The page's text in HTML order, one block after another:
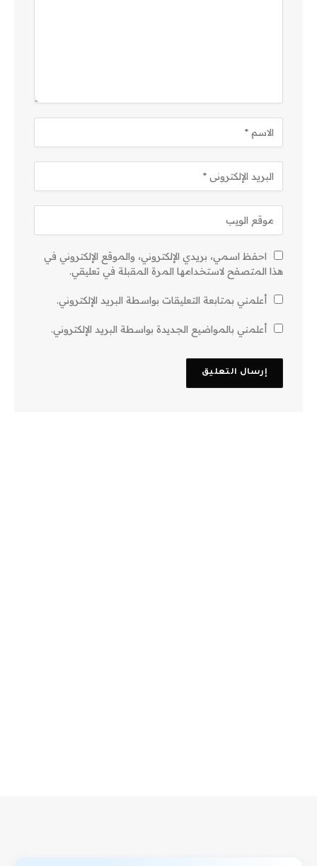
احفظ اسمي، بريدي الإلكتروني، والموقع الإلكتروني في
هذا المتصفح لاستخدامها المرة المقبلة في تعليقي.
أعلمني بمتابعة التعليقات بواسطة البريد الإلكتروني.
أعلمني بالمواضيع الجديدة بواسطة البريد الإلكتروني.